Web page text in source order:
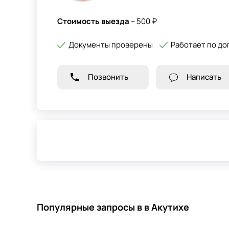
Стоимость выезда – 500 ₽
Документы проверены Работает по
Позвонить Написать
Популярные запросы в в Акутихе